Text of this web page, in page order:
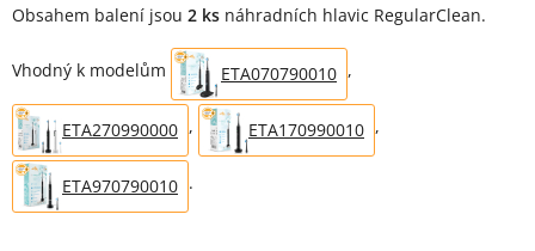
Obsahem balení jsou 2 ks náhradních hlavic RegularClean.
Vhodný k modelům ETA070790010 ,
ETA270990000 , ETA170990010 ,
ETA970790010 .